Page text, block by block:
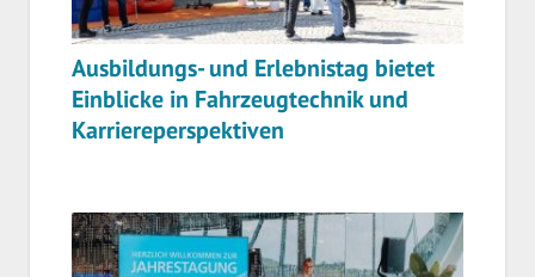
Ausbildungs- und Erlebnistag bietet
Einblicke in Fahrzeugtechnik und
Karriereperspektiven